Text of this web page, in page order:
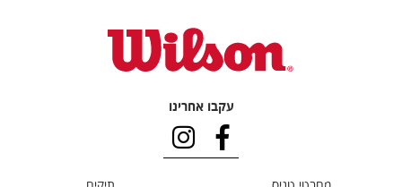
עקבו אחרינו